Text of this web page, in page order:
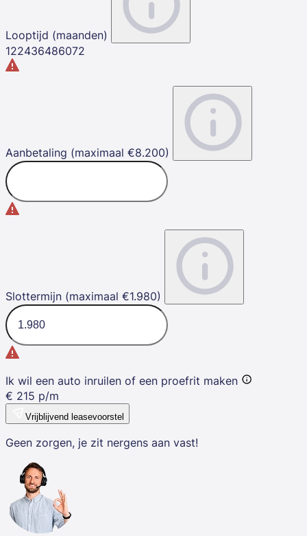
Looptijd (maanden)
122436486072
Aanbetaling (maximaal €8.200)
Slottermijn (maximaal €1.980)
Ik wil een auto inruilen of een proefrit maken
€ 215 p/m
Vrijblijvend leasevoorstel
Geen zorgen, je zit nergens aan vast!